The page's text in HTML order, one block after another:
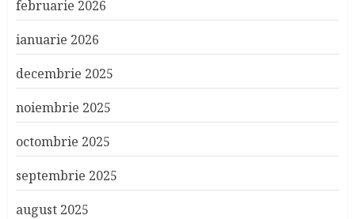
februarie 2026
ianuarie 2026
decembrie 2025
noiembrie 2025
octombrie 2025
septembrie 2025
august 2025